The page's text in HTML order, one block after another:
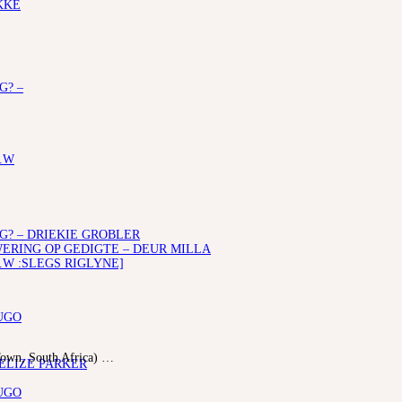
–
– DRIEKIE GROBLER
OP GEDIGTE – DEUR MILLA
:SLEGS RIGLYNE]
PARKER
South Africa) …